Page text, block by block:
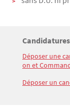
Bloc(s) libre(s)
Titre
Candidatures
Texte
Déposer une
on et
Déposer un